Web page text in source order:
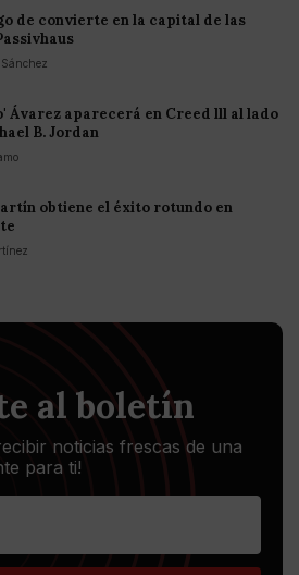
de convierte en la capital de las
Ávarez aparecerá en Creed lll al lado
B. Jordan
obtiene el éxito rotundo en
al boletín
noticias frescas de una
para ti!